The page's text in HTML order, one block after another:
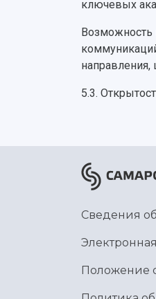
ключевых
Возможность
направления,
5.3.
Сведения
Положение